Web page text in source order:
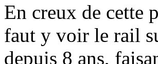
En creux de cette
faut y voir le rail
depuis 8 ans,